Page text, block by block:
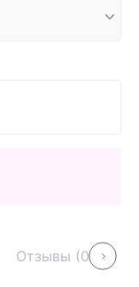
Отзывы (0)